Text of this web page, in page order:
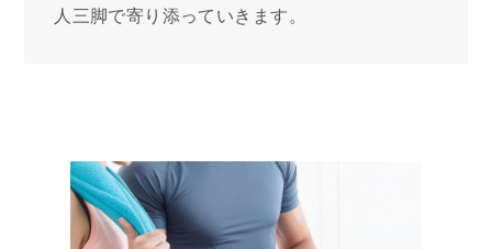
人三脚で寄り添っていきます。